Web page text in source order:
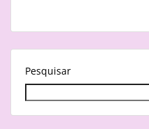
Pesquisar